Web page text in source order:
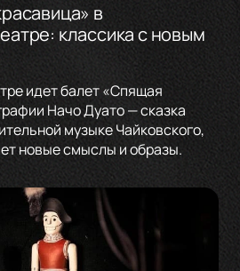
в
классика с новым
идет балет «Спящая
Начо Дуато — сказка
музыке Чайковского,
новые смыслы и образы.